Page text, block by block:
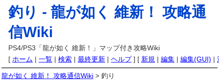
釣り - 龍が如く 維新！ 攻略通
信Wiki
PS4/PS3「龍が如く 維新！」マップ付き攻略Wiki
[ ホーム | 一覧 | 検索 | 最終更新 | ヘルプ] [ 新規 | 編集 | 編集(GUI) |
龍が如く 維新！ 攻略通信Wiki > 釣り